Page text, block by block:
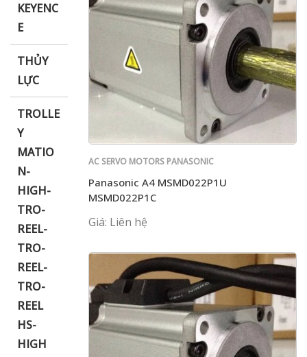
KEYENC
E
THỦY
LỰC
TROLLE
Y
MATIO
N-
HIGH-
TRO-
REEL-
TRO-
REEL-
TRO-
REEL
HS-
HIGH
AC SERVO MOTORS PANASONIC
Panasonic A4 MSMD022P1U
MSMD022P1C
Giá: Liên hệ